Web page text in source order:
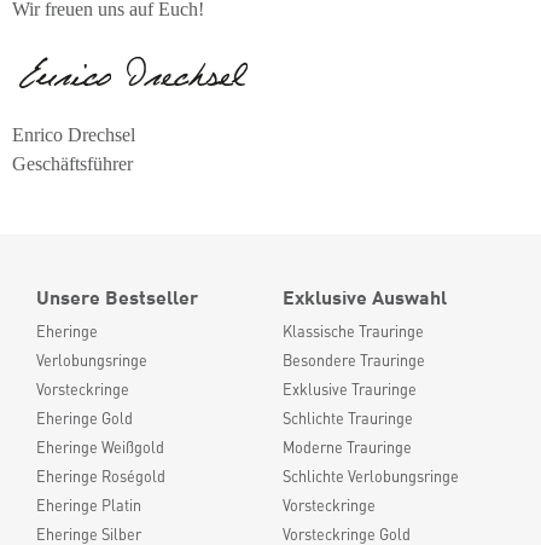
Wir freuen uns auf Euch!
Enrico Drechsel
Geschäftsführer
Unsere Bestseller
Eheringe
Verlobungsringe
Vorsteckringe
Eheringe Gold
Eheringe Weißgold
Eheringe Roségold
Eheringe Platin
Eheringe Silber
Exklusive Auswahl
Klassische Trauringe
Besondere Trauringe
Exklusive Trauringe
Schlichte Trauringe
Moderne Trauringe
Schlichte Verlobungsringe
Vorsteckringe
Vorsteckringe Gold